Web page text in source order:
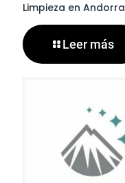
Limpieza en Andorra
Leer más